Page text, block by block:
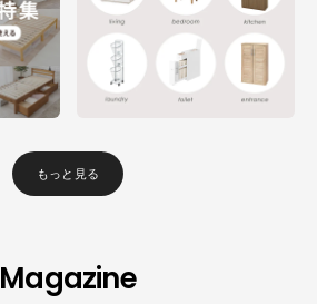
もっと見る
Magazine